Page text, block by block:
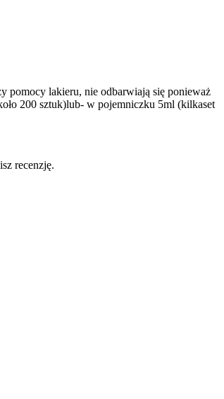
pomocy lakieru, nie odbarwiają się ponieważ
200 sztuk)lub- w pojemniczku 5ml (kilkaset
recenzję.